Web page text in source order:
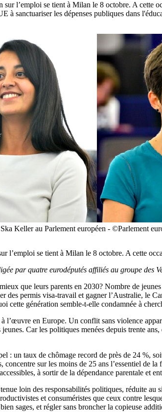
sur l’emploi se tient à Milan le 8 octobre. A cette
à sanctuariser les dépenses publiques dans
Keller au Parlement européen - ©Parlement
l’emploi se tient à Milan le 8 octobre. A cette
par quatre eurodéputés affiliés au groupe
que leurs parents en 2030? Nombre de
des permis visa-travail et gagner l’Australie, le
cette génération semble-t-elle condamnée à
à l’œuvre en Europe. Un conflit sans violence
Car les politiques menées depuis trente
: un taux de chômage record de près de 24 %,
concentre sur les moins de 25 ans l’essentiel de
à sortir de la dépendance parentale et
loin des responsabilités politiques, réduite
et consuméristes que ceux contre
sages, et régler sans broncher la copieuse